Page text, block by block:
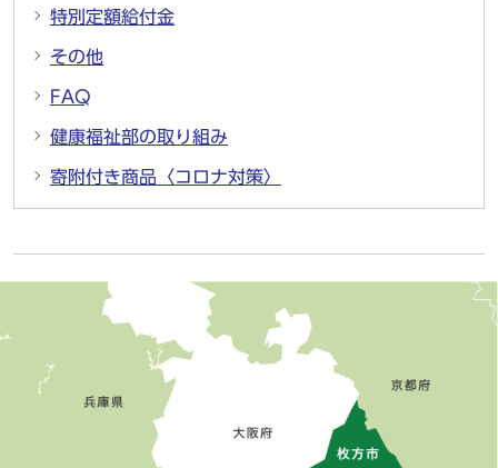
特別定額給付金
その他
FAQ
健康福祉部の取り組み
寄附付き商品〈コロナ対策〉